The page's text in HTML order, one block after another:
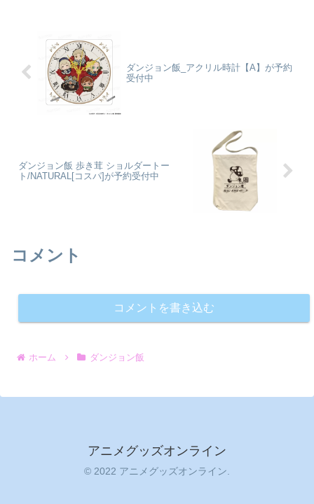
ダンジョン飯_アクリル時計【A】が予約
受付中
ダンジョン飯 歩き茸 ショルダートー
ト/NATURAL[コスパ]が予約受付中
コメント
コメントを書き込む
ホーム ダンジョン飯
アニメグッズオンライン
© 2022 アニメグッズオンライン.